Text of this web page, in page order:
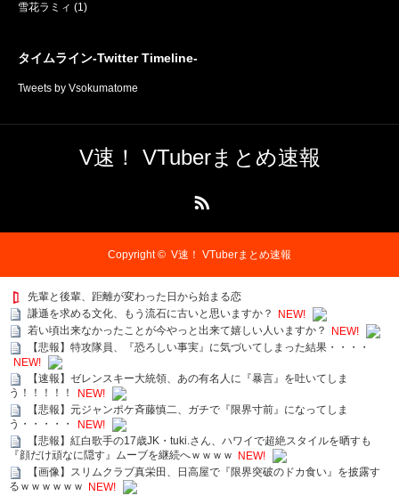
雪花ラミィ (1)
タイムライン-Twitter Timeline-
Tweets by Vsokumatome
V速！ VTuberまとめ速報
Copyright © V速！ VTuberまとめ速報
先輩と後輩、距離が変わった日から始まる恋
謙遜を求める文化、もう流石に古いと思いますか？
NEW!
若い頃出来なかったことが今やっと出来て嬉しい人いますか？
NEW!
【悲報】特攻隊員、『恐ろしい事実』に気づいてしまった結果・・・・
NEW!
【速報】ゼレンスキー大統領、あの有名人に『暴言』を吐いてしま
う！！！！！
NEW!
【悲報】元ジャンポケ斉藤慎二、ガチで『限界寸前』になってしま
う・・・・・
NEW!
【悲報】紅白歌手の17歳JK・tuki.さん、ハワイで超絶スタイルを晒すも
『顔だけ頑なに隠す』ムーブを継続へｗｗｗｗ NEW!
【画像】スリムクラブ真栄田、日高屋で『限界突破のドカ食い』を披露す
るｗｗｗｗｗｗ NEW!